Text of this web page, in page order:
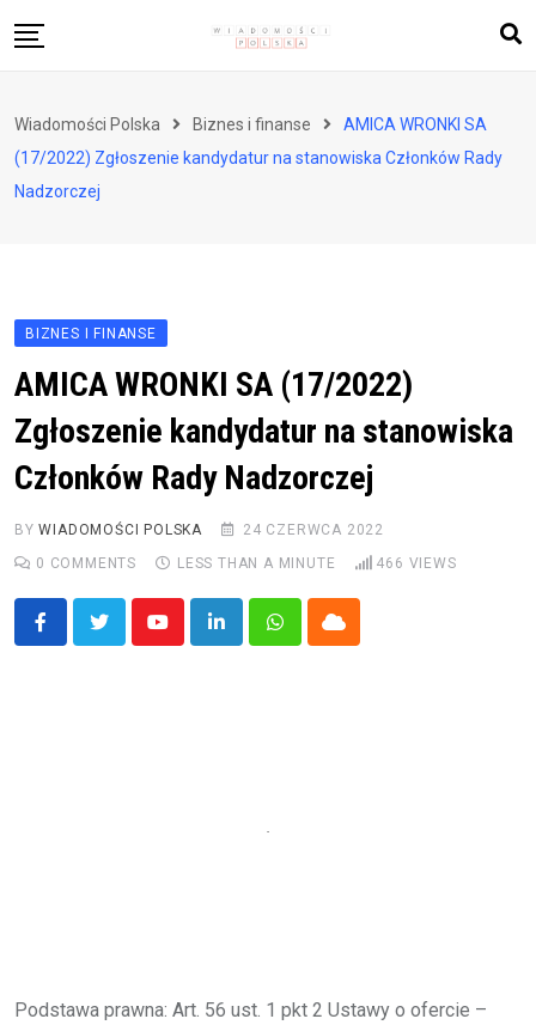
to
Zdrowie i styl życia
Polityka i społeczeństwo
Wiadomości Polska Biznes i finanse
AMICA WRONKI SA
(17/2022) Zgłoszenie kandydatur na stanowiska Członków Rady
Nadzorczej
BIZNES I FINANSE
AMICA WRONKI SA (17/2022)
Zgłoszenie kandydatur na stanowiska
Członków Rady Nadzorczej
BYWIADOMOŚCI POLSKA
24 CZERWCA 2022
0 COMMENTS LESS THAN A MINUTE 466 VIEWS
YoutubeLinkedInWhatsappCloud
Podstawa prawna: Art. 56 ust. 1 pkt 2 Ustawy o ofercie –